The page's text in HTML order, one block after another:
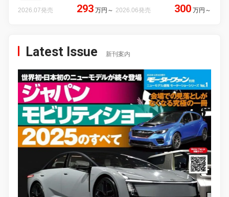
2026.07発売 293 万円 ～ 2026.06発売 300 万円 ～
Latest Issue 新刊案内